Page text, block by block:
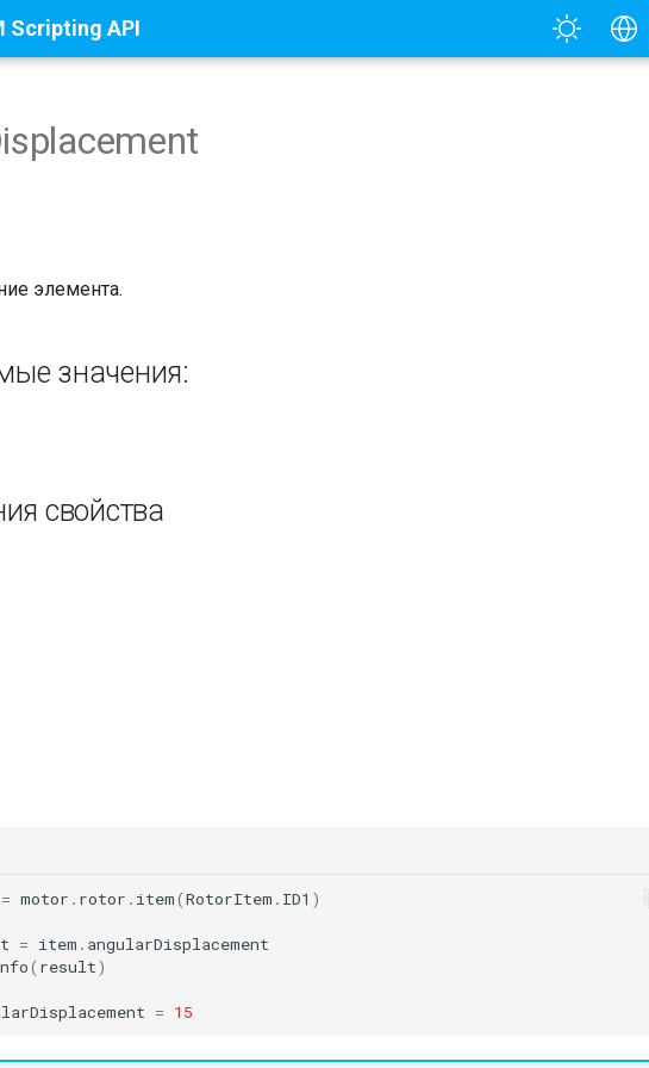
Scripting API
элемента.
значения:
свойства
= motor . rotor . item(RotorItem . ID1 )
= item . angularDisplacement
( result)
= 15